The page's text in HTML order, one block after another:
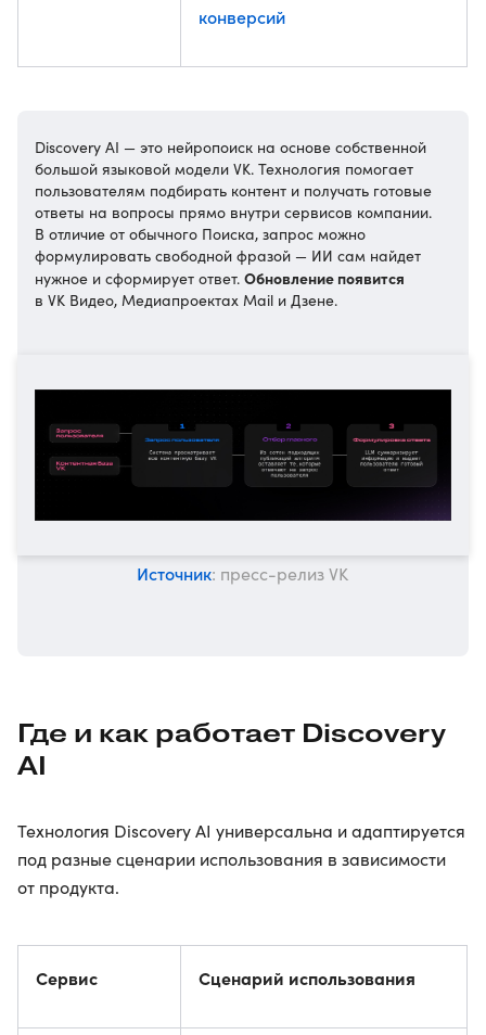
конверсий
Discovery AI — это нейропоиск на основе собственной
большой языковой модели VK. Технология помогает
пользователям подбирать контент и получать готовые
ответы на вопросы прямо внутри сервисов компании.
В отличие от обычного Поиска, запрос можно
формулировать свободной фразой — ИИ сам найдет
нужное и сформирует ответ. Обновление появится
в VK Видео, Медиапроектах Mail и Дзене.
Источник: пресс-релиз VK
Где и как работает Discovery
AI
Технология Discovery AI универсальна и адаптируется
под разные сценарии использования в зависимости
от продукта.
Сервис Сценарий использования